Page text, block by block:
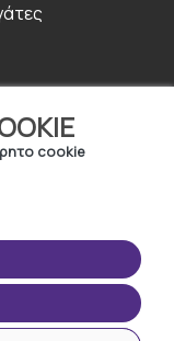
cookie
ΤΗΝ